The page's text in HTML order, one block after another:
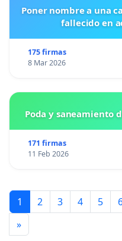
Poner nombre a una
fallecido en
175 firmas
8 Mar 2026
Poda y saneamiento
171 firmas
11 Feb 2026
1 2 3 4 5
»